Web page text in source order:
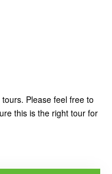
Please feel free to
this is the right tour for